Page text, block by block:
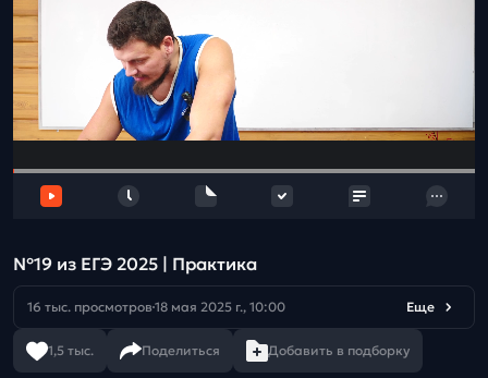
сочинений
Тех
поддержка
и
отзыв
№19 из ЕГЭ 2025 | Практика
16 тыс. просмотров 18 мая 2025 г., 10:00 Еще
1,5 тыс. Поделиться Добавить в подборку